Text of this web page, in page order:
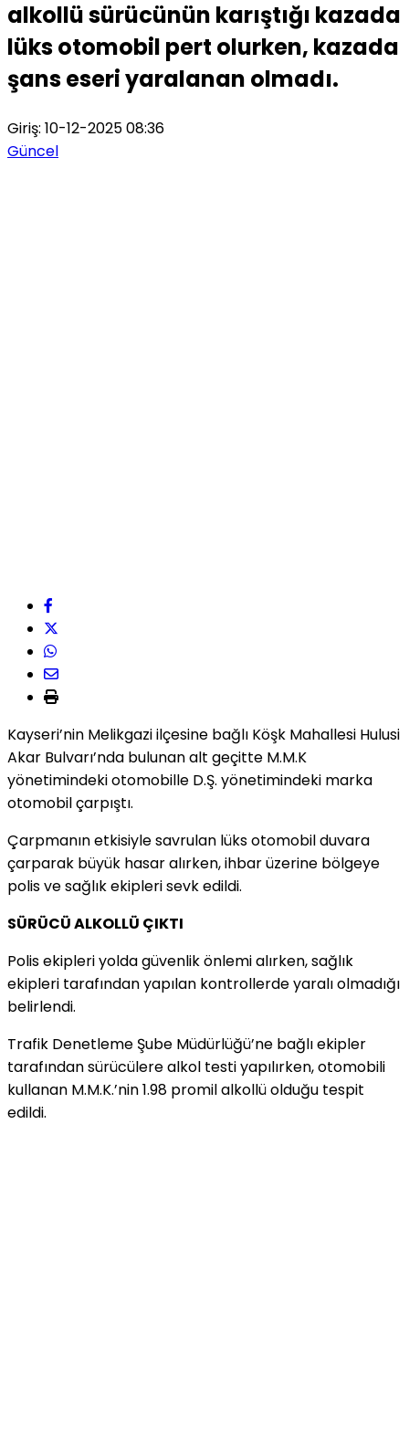
alkollü sürücünün karıştığı kazada
lüks otomobil pert olurken, kazada
şans eseri yaralanan olmadı.
Giriş: 10-12-2025 08:36
Güncel
Kayseri’nin Melikgazi ilçesine bağlı Köşk Mahallesi Hulusi
Akar Bulvarı’nda bulunan alt geçitte M.M.K
yönetimindeki otomobille D.Ş. yönetimindeki marka
otomobil çarpıştı.
Çarpmanın etkisiyle savrulan lüks otomobil duvara
çarparak büyük hasar alırken, ihbar üzerine bölgeye
polis ve sağlık ekipleri sevk edildi.
SÜRÜCÜ ALKOLLÜ ÇIKTI
Polis ekipleri yolda güvenlik önlemi alırken, sağlık
ekipleri tarafından yapılan kontrollerde yaralı olmadığı
belirlendi.
Trafik Denetleme Şube Müdürlüğü’ne bağlı ekipler
tarafından sürücülere alkol testi yapılırken, otomobili
kullanan M.M.K.’nin 1.98 promil alkollü olduğu tespit
edildi.